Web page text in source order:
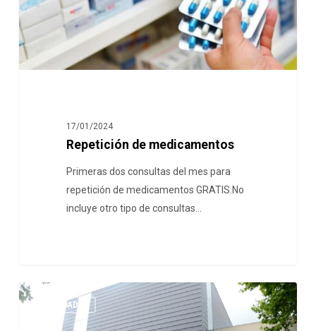
17/01/2024
Repetición de medicamentos
Primeras dos consultas del mes para
repetición de medicamentos GRATIS.No
incluye otro tipo de consultas…
NOVEDADES